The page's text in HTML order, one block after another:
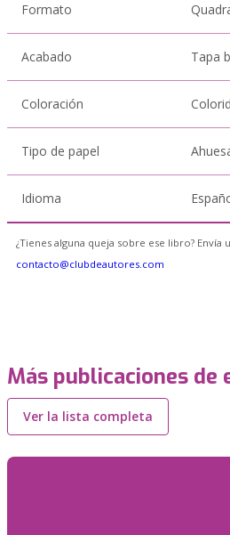
Formato
Acabado Tapa
Coloración
Tipo de papel
Idioma
¿Tienes alguna queja sobre ese libro?
contacto@clubdeautores.com
Más publicaciones de
Ver la lista completa